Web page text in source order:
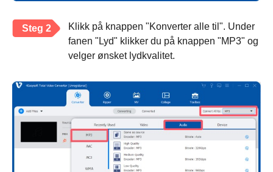
Steg 2
Klikk på knappen "Konverter alle til". Under
fanen "Lyd" klikker du på knappen "MP3" og
velger ønsket lydkvalitet.